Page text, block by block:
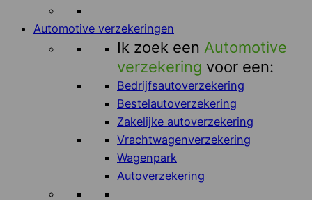
Automotive verzekeringen
Ik zoek een Automotive
verzekering voor een:
Bedrijfsautoverzekering
Bestelautoverzekering
Zakelijke autoverzekering
Vrachtwagenverzekering
Wagenpark
Autoverzekering